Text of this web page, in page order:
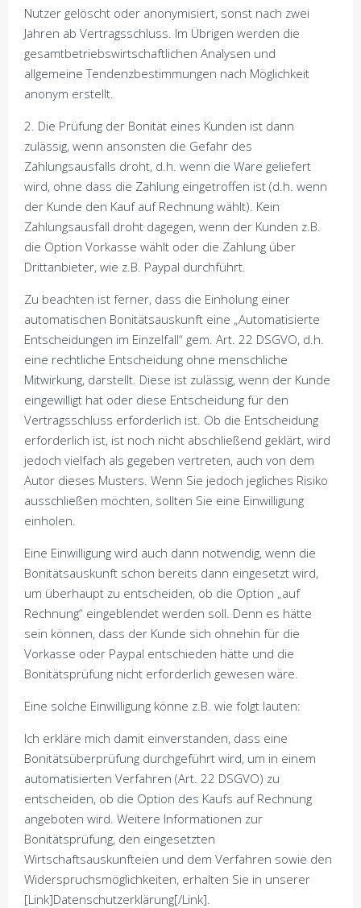
Nutzer gelöscht oder anonymisiert, sonst nach zwei
Jahren ab Vertragsschluss. Im Übrigen werden die
gesamtbetriebswirtschaftlichen Analysen und
allgemeine Tendenzbestimmungen nach Möglichkeit
anonym erstellt.
2. Die Prüfung der Bonität eines Kunden ist dann
zulässig, wenn ansonsten die Gefahr des
Zahlungsausfalls droht, d.h. wenn die Ware geliefert
wird, ohne dass die Zahlung eingetroffen ist (d.h. wenn
der Kunde den Kauf auf Rechnung wählt). Kein
Zahlungsausfall droht dagegen, wenn der Kunden z.B.
die Option Vorkasse wählt oder die Zahlung über
Drittanbieter, wie z.B. Paypal durchführt.
Zu beachten ist ferner, dass die Einholung einer
automatischen Bonitätsauskunft eine „Automatisierte
Entscheidungen im Einzelfall“ gem. Art. 22 DSGVO, d.h.
eine rechtliche Entscheidung ohne menschliche
Mitwirkung, darstellt. Diese ist zulässig, wenn der Kunde
eingewilligt hat oder diese Entscheidung für den
Vertragsschluss erforderlich ist. Ob die Entscheidung
erforderlich ist, ist noch nicht abschließend geklärt, wird
jedoch vielfach als gegeben vertreten, auch von dem
Autor dieses Musters. Wenn Sie jedoch jegliches Risiko
ausschließen möchten, sollten Sie eine Einwilligung
einholen.
Eine Einwilligung wird auch dann notwendig, wenn die
Bonitätsauskunft schon bereits dann eingesetzt wird,
um überhaupt zu entscheiden, ob die Option „auf
Rechnung“ eingeblendet werden soll. Denn es hätte
sein können, dass der Kunde sich ohnehin für die
Vorkasse oder Paypal entschieden hätte und die
Bonitätsprüfung nicht erforderlich gewesen wäre.
Eine solche Einwilligung könne z.B. wie folgt lauten:
Ich erkläre mich damit einverstanden, dass eine
Bonitätsüberprüfung durchgeführt wird, um in einem
automatisierten Verfahren (Art. 22 DSGVO) zu
entscheiden, ob die Option des Kaufs auf Rechnung
angeboten wird. Weitere Informationen zur
Bonitätsprüfung, den eingesetzten
Wirtschaftsauskunfteien und dem Verfahren sowie den
Widerspruchsmöglichkeiten, erhalten Sie in unserer
[Link]Datenschutzerklärung[/Link].